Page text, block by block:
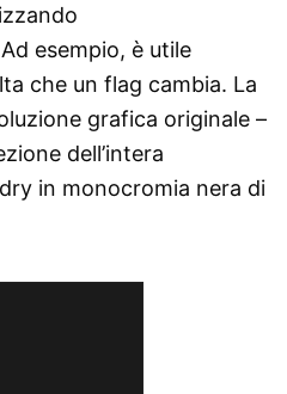
esempio, è utile
che un flag cambia. La
grafica originale –
dell’intera
in monocromia nera di